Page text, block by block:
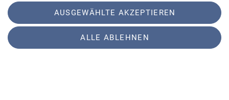
Datenschutz-Einstellungen
Datenschutz
Impressum
Erklärung zur Barrierefreiheit
AUSGEWÄHLTE AKZEPTIEREN
ALLE ABLEHNEN